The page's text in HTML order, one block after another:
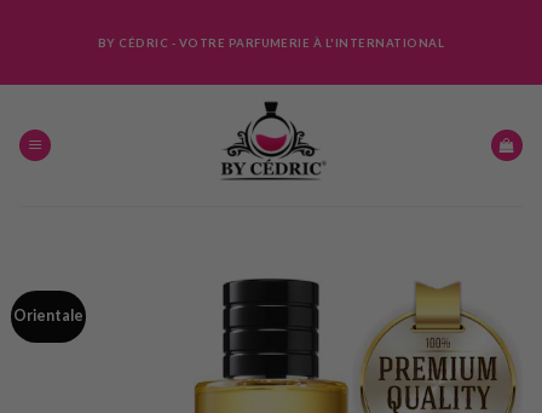
BY CÉDRIC - VOTRE PARFUMERIE À L'INTERNATIONAL
Orientale